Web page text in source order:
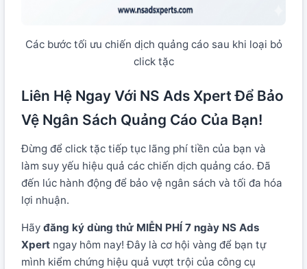
Các bước tối ưu chiến dịch quảng cáo sau khi loại bỏ
click tặc
Liên Hệ Ngay Với NS Ads Xpert Để Bảo
Vệ Ngân Sách Quảng Cáo Của Bạn!
Đừng để click tặc tiếp tục lãng phí tiền của bạn và
làm suy yếu hiệu quả các chiến dịch quảng cáo. Đã
đến lúc hành động để bảo vệ ngân sách và tối đa hóa
lợi nhuận.
Hãy đăng ký dùng thử MIỄN PHÍ 7 ngày NS Ads
Xpert ngay hôm nay! Đây là cơ hội vàng để bạn tự
mình kiểm chứng hiệu quả vượt trội của công cụ